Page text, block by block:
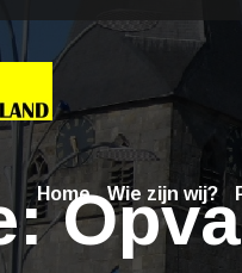
Home Wie zijn wij?